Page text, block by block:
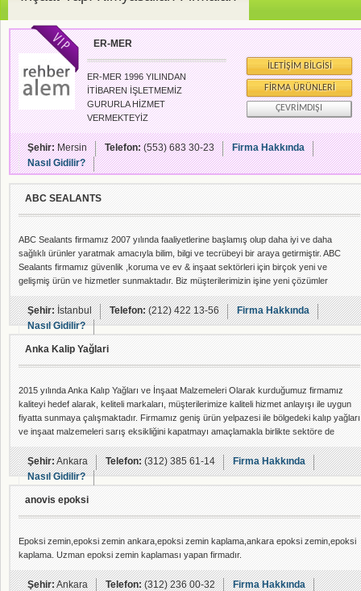
ER-MER
ER-MER 1996 YILINDAN
İTİBAREN İŞLETMEMİZ
GURURLA HİZMET
VERMEKTEYİZ
İLETIŞIM BILGISI
FIRMA ÜRÜNLERI
ÇEVRIMDIŞI
Şehir:Mersin Telefon:(553) 683 30-23
Firma Hakkında
Nasıl Gidilir?
ABC SEALANTS
ABC Sealants firmamız 2007 yılında faaliyetlerine başlamış olup daha iyi ve daha
sağlıklı ürünler yaratmak amacıyla bilim, bilgi ve tecrübeyi bir araya getirmiştir. ABC
Sealants firmamız güvenlik ,koruma ve ev & inşaat sektörleri için birçok yeni ve
gelişmiş ürün ve hizmetler sunmaktadır. Biz müşterilerimizin işine yeni çözümler
bularak, yüksek etik standartlar çerçevesinde sağlık ve çevre güvenlik koşulları ile
yüksek kalite standartlarını birleştirerek; değer katmayı taahhüt ediyoruz. Değerli
müşteriler
Şehir:İstanbul Telefon:(212) 422 13-56
Firma Hakkında
Nasıl Gidilir?
Anka Kalip Yağlari
2015 yılında Anka Kalıp Yağları ve İnşaat Malzemeleri Olarak kurduğumuz firmamız
kaliteyi hedef alarak, keliteli markaları, müşterilerimize kaliteli hizmet anlayışı ile uygun
fiyatta sunmaya çalışmaktadır. Firmamız geniş ürün yelpazesi ile bölgedeki kalıp yağları
ve inşaat malzemeleri sarış eksikliğini kapatmayı amaçlamakla birlikte sektöre de
anında teslimatlara hıs katmıştır Firmamız iş ortaklarına daha güvenilir ve daha verimli
ürünler sunabilmek için sürekli araştırma ve geliştirme içerisinde olmayı ilke edin
Şehir:Ankara Telefon:(312) 385 61-14
Firma Hakkında
Nasıl Gidilir?
anovis epoksi
Epoksi zemin,epoksi zemin ankara,epoksi zemin kaplama,ankara epoksi zemin,epoksi
kaplama. Uzman epoksi zemin kaplaması yapan firmadır.
Şehir:Ankara Telefon:(312) 236 00-32
Firma Hakkında